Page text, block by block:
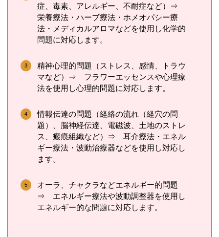
症、毒素、アレルギー、不耐症など）⇒
栄養療法・ハーブ療法・ホメオパシー療
法・メディカルアロマなどを使用し化学的
問題に対応します。
精神心理的問題（ストレス、感情、トラウ
マなど）⇒ フラワーエッセンスや心理療
法を使用し心理的問題に対応します。
情報伝達の問題（経絡の流れ（経穴の問
題）、脳神経伝達、電磁波、土地のストレ
ス、瘢痕組織など）⇒ 耳介療法・エネル
ギー療法・波動治療器などを使用し対応し
ます。
オーラ、チャクラなどエネルギー的問題
⇒ エネルギー療法や波動調整器を使用し
エネルギー的な問題に対応します。